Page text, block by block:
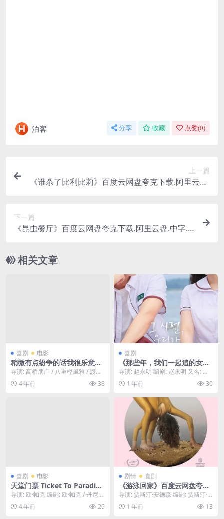
泊客 分享 收藏 点赞(0)
上一篇
《谁杀了比利比莉》百度云网盘夸克下载.阿里云盘.
下一篇
《昆虫餐厅》百度云网盘夸克下载.阿里云盘.中字.(2
相关文章
喜剧 电影
稍微有点纷争的话我很乐意！
ひともんちゃくなら喜んで！
(2023) 1080中字
导演: 高桥朋广 / 八重樫風雅 / 渡邉
裕也 编剧: マンボウやしろ / 諸橋...
4 年前 38
喜剧
《那些年，我们一起追的女
孩》百度云网盘夸克下载.阿里
云盘.中字.(2024)
导演: 赵永明 编剧: 赵永明 又名: 那
些年，我们一起追的女孩(韩国版) /
... 1 年前 30
喜剧 电影
天堂门票 Ticket To Paradise
(2022) 1080中字
导演: 欧·帕克 编剧: 欧·帕克 / 丹尼尔
·皮普斯基 主演: 乔治·克鲁尼 ...
4 年前 29
剧情 喜剧
《游泳回家》百度云网盘夸克
下载.阿里云盘.中字.(2024)
导演: 贾斯汀·安德森 编剧: 贾斯汀·
安德森 / 德博拉·利维 资源下载：游
泳...1 年前 13